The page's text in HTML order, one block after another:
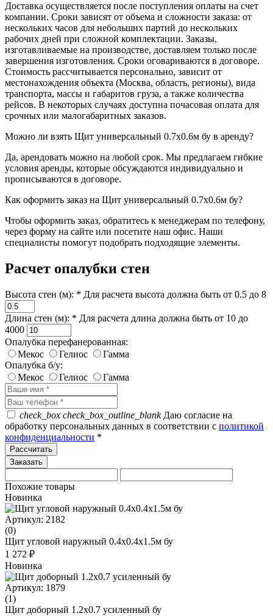
Доставка осуществляется после поступления оплаты на счет
компании. Сроки зависят от объема и сложности заказа: от
нескольких часов для небольших партий до нескольких
рабочих дней при сложной комплектации. Заказы,
изготавливаемые на производстве, доставляем только после
завершения изготовления. Сроки оговариваются в договоре.
Стоимость рассчитывается персонально, зависит от
местонахождения объекта (Москва, область, регионы), вида
транспорта, массы и габаритов груза, а также количества
рейсов. В некоторых случаях доступна почасовая оплата для
срочных или малогабаритных заказов.
Можно ли взять Щит универсальный 0.7x0.6м бу в аренду?
Да, арендовать можно на любой срок. Мы предлагаем гибкие
условия аренды, которые обсуждаются индивидуально и
прописываются в договоре.
Как оформить заказ на Щит универсальный 0.7x0.6м бу?
Чтобы оформить заказ, обратитесь к менеджерам по телефону,
через форму на сайте или посетите наш офис. Наши
специалисты помогут подобрать подходящие элементы.
Расчет опалубки стен
Высота стен (м): * Для расчета высота должна быть от 0.5 до 8
Длина стен (м): * Для расчета длина должна быть от 10 до
4000
Опалубка перефанерованная:
Мекос
Гелиос
Гамма
Опалубка б/у:
Мекос
Гелиос Гамма
check_box check_box_outline_blankДаю согласие на
обработку персональных данных в соответствии с политикой
конфиденциальности *
Рассчитать
Похожие товары
Новинка
Артикул: 2182
(0)
Щит угловой наружный 0.4x0.4x1.5м бу
1 272 ₽
Новинка
Артикул: 1879
(1)
Щит доборный 1.2х0.7 усиленный бу